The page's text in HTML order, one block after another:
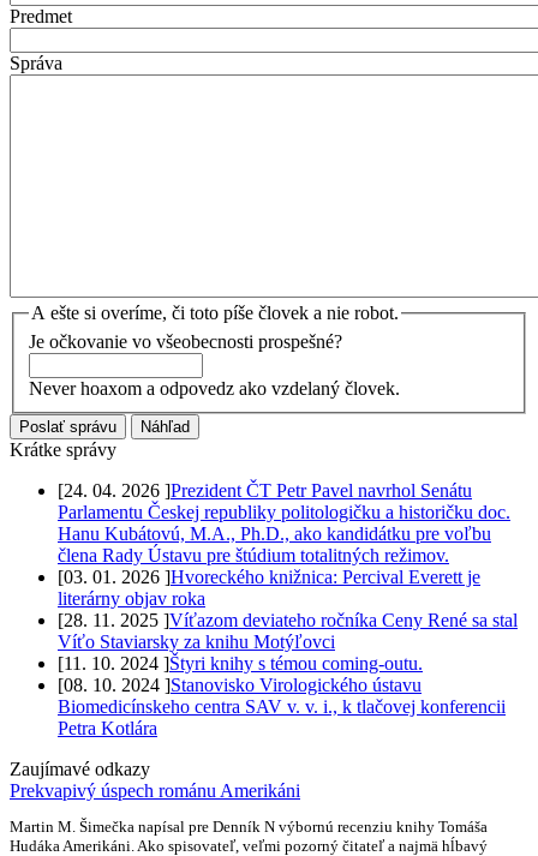
Predmet
Správa
A ešte si overíme, či toto píše človek a nie robot.
Je očkovanie vo všeobecnosti prospešné?
Never hoaxom a odpovedz ako vzdelaný človek.
Krátke správy
[24. 04. 2026 ]Prezident ČT Petr Pavel navrhol Senátu
Parlamentu Českej republiky politologičku a historičku doc.
Hanu Kubátovú, M.A., Ph.D., ako kandidátku pre voľbu
člena Rady Ústavu pre štúdium totalitných režimov.
[03. 01. 2026 ]Hvoreckého knižnica: Percival Everett je
literárny objav roka
[28. 11. 2025 ]Víťazom deviateho ročníka Ceny René sa stal
Víťo Staviarsky za knihu Motýľovci
[11. 10. 2024 ]Štyri knihy s témou coming-outu.
[08. 10. 2024 ]Stanovisko Virologického ústavu
Biomedicínskeho centra SAV v. v. i., k tlačovej konferencii
Petra Kotlára
Zaujímavé odkazy
Prekvapivý úspech románu Amerikáni
Martin M. Šimečka napísal pre Denník N výbornú recenziu knihy Tomáša
Hudáka Amerikáni. Ako spisovateľ, veľmi pozorný čitateľ a najmä hĺbavý